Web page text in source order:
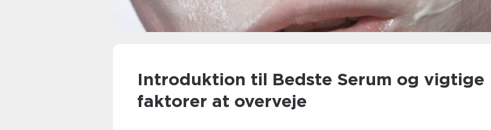
Introduktion til Bedste Serum og vigtige
faktorer at overveje